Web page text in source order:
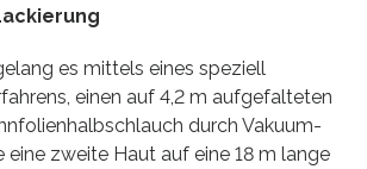
es mittels eines speziell
einen auf 4,2 m aufgefalteten
durch Vakuum-
eine zweite Haut auf eine 18 m lange